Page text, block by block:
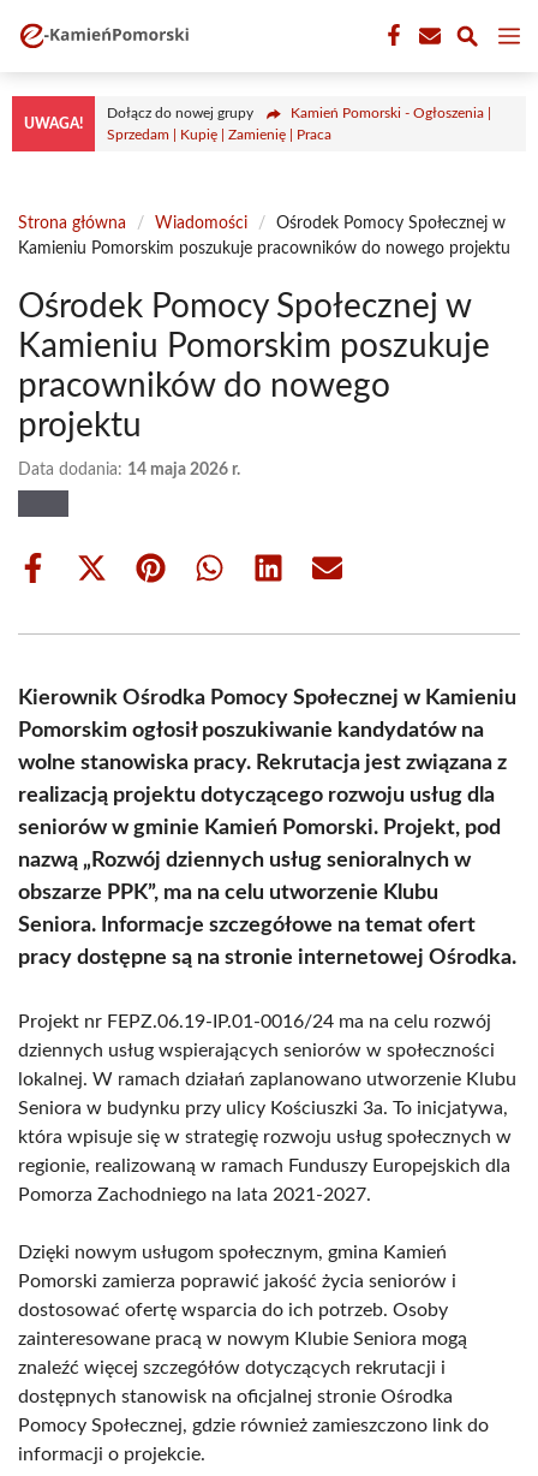
treści
UWAGA!
Dołącz do nowej grupy
Kamień Pomorski - Ogłoszenia |
Sprzedam | Kupię | Zamienię | Praca
Strona główna / Wiadomości /
Ośrodek Pomocy Społecznej w
Kamieniu Pomorskim poszukuje pracowników do nowego projektu
Ośrodek Pomocy Społecznej w
Kamieniu Pomorskim poszukuje
pracowników do nowego
projektu
Data dodania: 14 maja 2026 r.
Share
Share
(Twitter)
Share Share Share Share
Kierownik Ośrodka Pomocy Społecznej w Kamieniu
Pomorskim ogłosił poszukiwanie kandydatów na
wolne stanowiska pracy. Rekrutacja jest związana z
realizacją projektu dotyczącego rozwoju usług dla
seniorów w gminie Kamień Pomorski. Projekt, pod
nazwą „Rozwój dziennych usług senioralnych w
obszarze PPK”, ma na celu utworzenie Klubu
Seniora. Informacje szczegółowe na temat ofert
pracy dostępne są na stronie internetowej Ośrodka.
Projekt nr FEPZ.06.19-IP.01-0016/24 ma na celu rozwój
dziennych usług wspierających seniorów w społeczności
lokalnej. W ramach działań zaplanowano utworzenie Klubu
Seniora w budynku przy ulicy Kościuszki 3a. To inicjatywa,
która wpisuje się w strategię rozwoju usług społecznych w
regionie, realizowaną w ramach Funduszy Europejskich dla
Pomorza Zachodniego na lata 2021-2027.
Dzięki nowym usługom społecznym, gmina Kamień
Pomorski zamierza poprawić jakość życia seniorów i
dostosować ofertę wsparcia do ich potrzeb. Osoby
zainteresowane pracą w nowym Klubie Seniora mogą
znaleźć więcej szczegółów dotyczących rekrutacji i
dostępnych stanowisk na oficjalnej stronie Ośrodka
Pomocy Społecznej, gdzie również zamieszczono link do
informacji o projekcie.